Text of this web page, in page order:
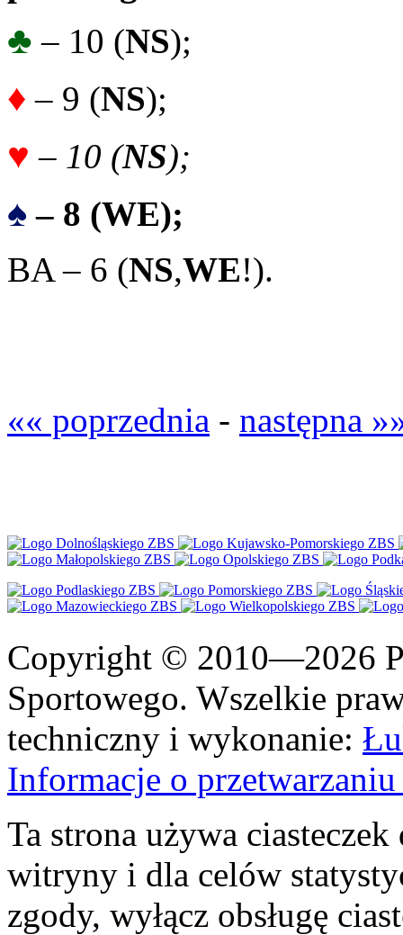
♣ – 10 (NS);
♦ – 9 (NS);
♥ – 10 (NS);
♠ – 8 (WE);
BA – 6 (NS,WE!).
«« poprzednia - następna
Copyright © 2010—2026
Sportowego. Wszelkie
techniczny i wykonanie:
Informacje o
Ta strona używa
witryny i dla celów
zgody, wyłącz obsługę